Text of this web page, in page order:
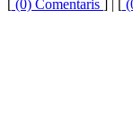
[ (0) Comentaris ] | [